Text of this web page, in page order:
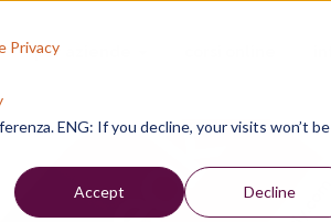
Privacy
ENG: If you decline, your visits won’t be
Accept Decline
per aziende